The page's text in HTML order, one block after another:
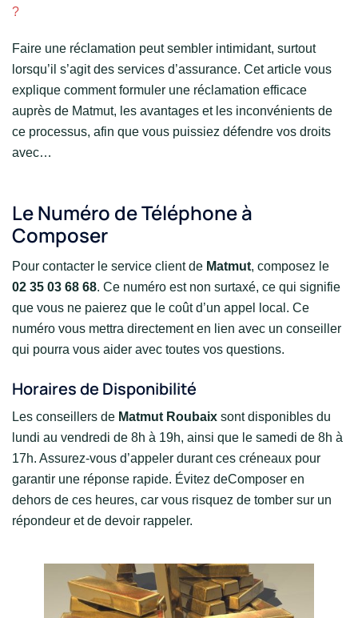
?
Faire une réclamation peut sembler intimidant, surtout
lorsqu’il s’agit des services d’assurance. Cet article vous
explique comment formuler une réclamation efficace
auprès de Matmut, les avantages et les inconvénients de
ce processus, afin que vous puissiez défendre vos droits
avec…
Le Numéro de Téléphone à
Composer
Pour contacter le service client de Matmut, composez le
02 35 03 68 68. Ce numéro est non surtaxé, ce qui signifie
que vous ne paierez que le coût d’un appel local. Ce
numéro vous mettra directement en lien avec un conseiller
qui pourra vous aider avec toutes vos questions.
Horaires de Disponibilité
Les conseillers de Matmut Roubaix sont disponibles du
lundi au vendredi de 8h à 19h, ainsi que le samedi de 8h à
17h. Assurez-vous d’appeler durant ces créneaux pour
garantir une réponse rapide. Évitez deComposer en
dehors de ces heures, car vous risquez de tomber sur un
répondeur et de devoir rappeler.